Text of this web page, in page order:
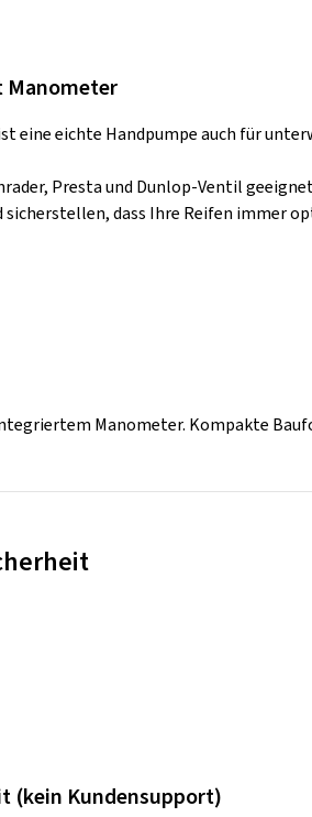
Manometer
eine eichte Handpumpe auch für
Presta und Dunlop-Ventil
sicherstellen, dass Ihre Reifen immer
Manometer. Kompakte
(kein Kundensupport)